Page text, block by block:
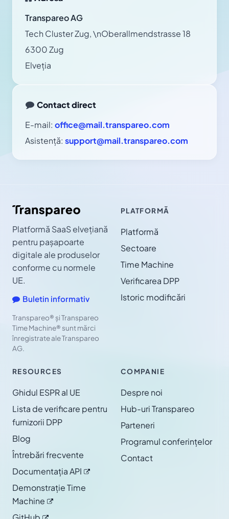
Transpareo AG
Tech Cluster Zug, \nOberallmendstrasse 18
6300 Zug
Elveția
Contact direct
E-mail: office@mail.transpareo.com
Asistență: support@mail.transpareo.com
Platformă SaaS elvețiană
pentru pașapoarte
digitale ale produselor
conforme cu normele
UE.
Buletin informativ
Transpareo® și Transpareo
Time Machine® sunt mărci
înregistrate ale Transpareo
AG.
PLATFORMĂ
Platformă
Sectoare
Time Machine
Verificarea DPP
Istoric modificări
RESOURCES
Ghidul ESPR al UE
Lista de verificare pentru
furnizorii DPP
Blog
Întrebări frecvente
DocumentațiaAPI
Demonstrație Time
Machine
COMPANIE
Despre noi
Hub-uri Transpareo
Parteneri
Programul conferințelor
Contact